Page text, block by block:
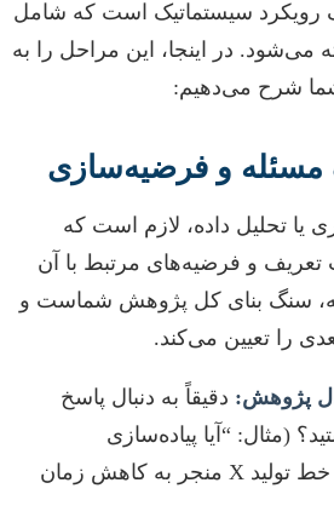
رویکرد سیستماتیک است که شامل
می‌شود. در اینجا، این مراحل را به
شرح می‌دهیم:
مسئله و فرضیه‌سازی
یا تحلیل داده، لازم است که
و فرضیه‌های مرتبط با آن
سنگ بنای کل پژوهش شماست و
را تعیین می‌کند.
پژوهش: دقیقاً به دنبال پاسخ
(مثال: “آیا پیاده‌سازی
سیستم کانبان در خط تولید X منجر به کاهش زمان